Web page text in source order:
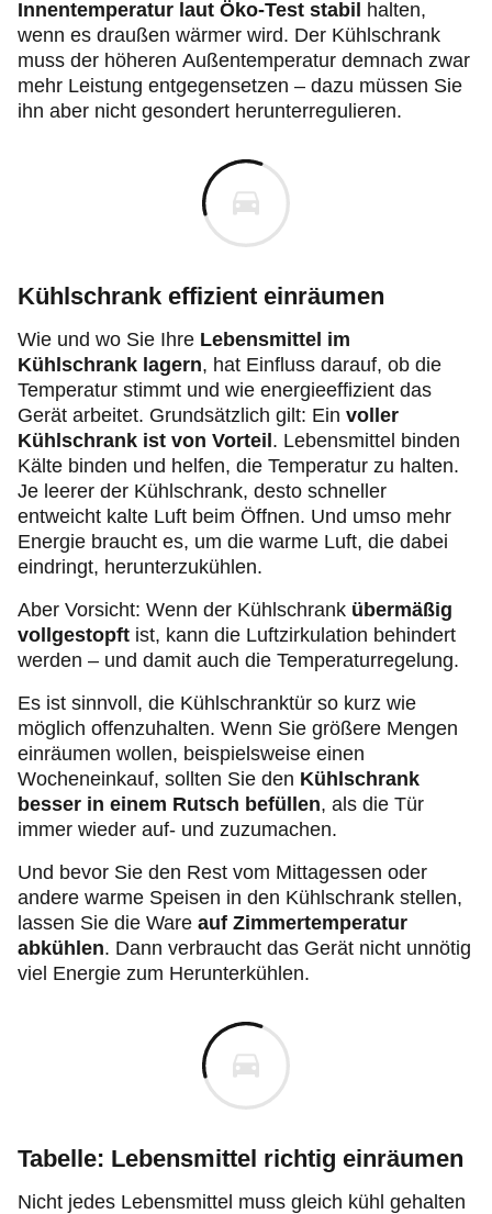
Innentemperatur laut Öko-Test stabil
halten,
wenn es draußen wärmer wird. Der Kühlschrank
muss der höheren Außentemperatur demnach zwar
mehr Leistung entgegensetzen – dazu müssen Sie
ihn aber nicht gesondert herunterregulieren.
Kühlschrank effizient einräumen
Wie und wo Sie Ihre Lebensmittel im
Kühlschrank lagern, hat Einfluss darauf, ob die
Temperatur stimmt und wie energieeffizient das
Gerät arbeitet. Grundsätzlich gilt: Ein voller
Kühlschrank ist von Vorteil . Lebensmittel binden
Kälte binden und helfen, die Temperatur zu halten.
Je leerer der Kühlschrank, desto schneller
entweicht kalte Luft beim Öffnen. Und umso mehr
Energie braucht es, um die warme Luft, die dabei
eindringt, herunterzukühlen.
Aber Vorsicht: Wenn der Kühlschrank übermäßig
vollgestopft ist, kann die Luftzirkulation behindert
werden – und damit auch die Temperaturregelung.
Es ist sinnvoll, die Kühlschranktür so kurz wie
möglich offenzuhalten. Wenn Sie größere Mengen
einräumen wollen, beispielsweise einen
Wocheneinkauf, sollten Sie den Kühlschrank
besser in einem Rutsch befüllen, als die Tür
immer wieder auf- und zuzumachen.
Und bevor Sie den Rest vom Mittagessen oder
andere warme Speisen in den Kühlschrank stellen,
lassen Sie die Ware auf Zimmertemperatur
abkühlen. Dann verbraucht das Gerät nicht unnötig
viel Energie zum Herunterkühlen.
Tabelle: Lebensmittel richtig einräumen
Nicht jedes Lebensmittel muss gleich kühl gehalten